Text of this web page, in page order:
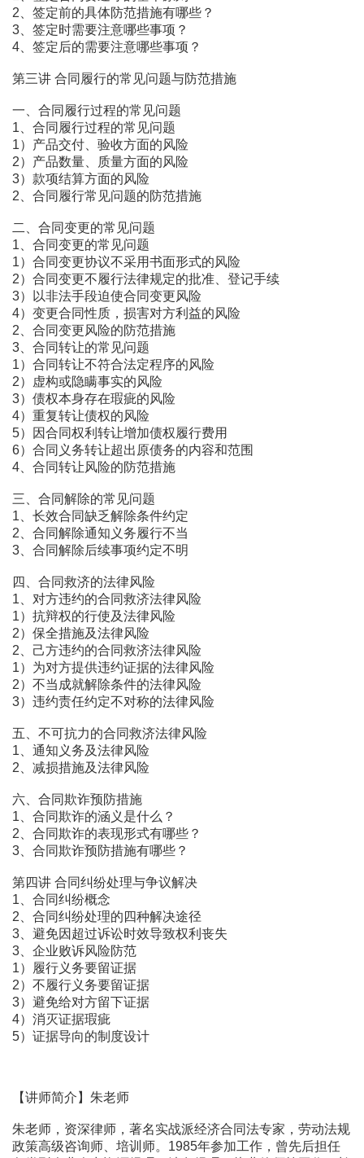
2、签定前的具体防范措施有哪些？
3、签定时需要注意哪些事项？
4、签定后的需要注意哪些事项？
第三讲 合同履行的常见问题与防范措施
一、合同履行过程的常见问题
1、合同履行过程的常见问题
1）产品交付、验收方面的风险
2）产品数量、质量方面的风险
3）款项结算方面的风险
2、合同履行常见问题的防范措施
二、合同变更的常见问题
1、合同变更的常见问题
1）合同变更协议不采用书面形式的风险
2）合同变更不履行法律规定的批准、登记手续
3）以非法手段迫使合同变更风险
4）变更合同性质，损害对方利益的风险
2、合同变更风险的防范措施
3、合同转让的常见问题
1）合同转让不符合法定程序的风险
2）虚构或隐瞒事实的风险
3）债权本身存在瑕疵的风险
4）重复转让债权的风险
5）因合同权利转让增加债权履行费用
6）合同义务转让超出原债务的内容和范围
4、合同转让风险的防范措施
三、合同解除的常见问题
1、长效合同缺乏解除条件约定
2、合同解除通知义务履行不当
3、合同解除后续事项约定不明
四、合同救济的法律风险
1、对方违约的合同救济法律风险
1）抗辩权的行使及法律风险
2）保全措施及法律风险
2、己方违约的合同救济法律风险
1）为对方提供违约证据的法律风险
2）不当成就解除条件的法律风险
3）违约责任约定不对称的法律风险
五、不可抗力的合同救济法律风险
1、通知义务及法律风险
2、减损措施及法律风险
六、合同欺诈预防措施
1、合同欺诈的涵义是什么？
2、合同欺诈的表现形式有哪些？
3、合同欺诈预防措施有哪些？
第四讲 合同纠纷处理与争议解决
1、合同纠纷概念
2、合同纠纷处理的四种解决途径
3、避免因超过诉讼时效导致权利丧失
3、企业败诉风险防范
1）履行义务要留证据
2）不履行义务要留证据
3）避免给对方留下证据
4）消灭证据瑕疵
5）证据导向的制度设计
【讲师简介】朱老师
朱老师，资深律师，著名实战派经济合同法专家，劳动法规
政策高级咨询师、培训师。1985年参加工作，曾先后担任